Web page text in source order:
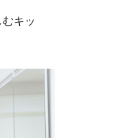
キッ